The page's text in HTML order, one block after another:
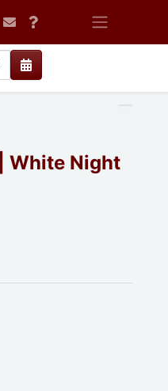
White Night